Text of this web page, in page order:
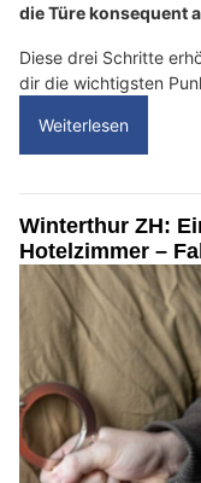
die Türe konsequent
Diese drei Schritte
dir die wichtigsten
Weiterlesen
Winterthur ZH:
Hotelzimmer –